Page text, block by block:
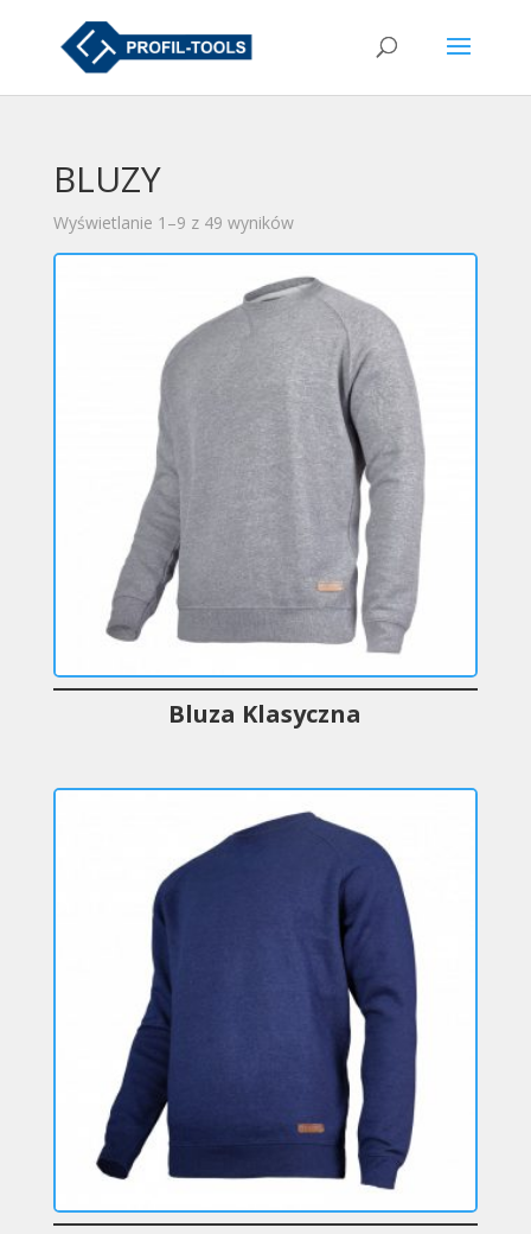
BLUZY
Wyświetlanie 1–9 z 49 wyników
Bluza Klasyczna